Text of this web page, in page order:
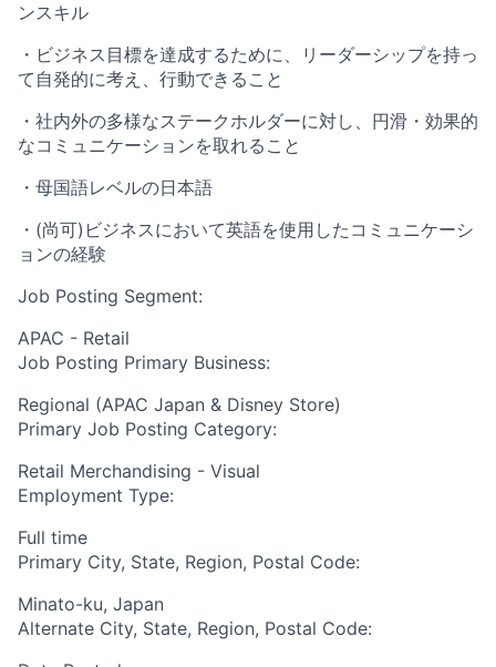
ンスキル
・ビジネス目標を達成するために、リーダーシップを持っ
て自発的に考え、行動できること
・社内外の多様なステークホルダーに対し、円滑・効果的
なコミュニケーションを取れること
・母国語レベルの日本語
・(尚可)ビジネスにおいて英語を使用したコミュニケーシ
ョンの経験
Job Posting Segment:
APAC - Retail
Job Posting Primary Business:
Regional (APAC Japan & Disney Store)
Primary Job Posting Category:
Retail Merchandising - Visual
Employment Type:
Full time
Primary City, State, Region, Postal Code:
Minato-ku, Japan
Alternate City, State, Region, Postal Code: